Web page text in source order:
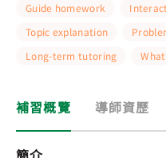
Guide homework
Topic explanation
Long-term tutoring
補習概覽 導師資歷